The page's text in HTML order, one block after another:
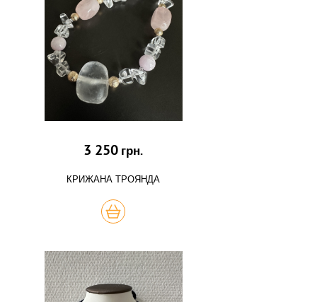
3 250 грн.
КРИЖАНА ТРОЯНДА
КУПИТЬ